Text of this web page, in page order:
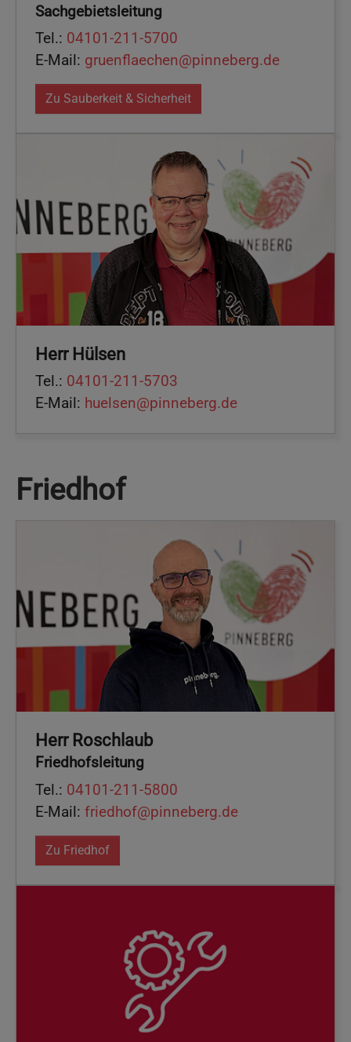
Sachgebietsleitung
Tel.: 04101-211-5700
E-Mail: gruenflaechen@pinneberg.de
Zu Sauberkeit & Sicherheit
Herr Hülsen
Tel.: 04101-211-5703
E-Mail: huelsen@pinneberg.de
Friedhof
Herr Roschlaub
Friedhofsleitung
Tel.: 04101-211-5800
E-Mail: friedhof@pinneberg.de
Zu Friedhof